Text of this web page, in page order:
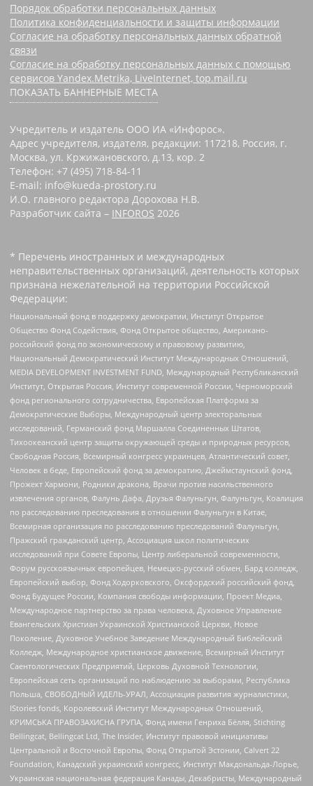
Порядок обработки персональных данных
Политика конфиденциальности и защиты информации
Согласие на обработку персональных данных обратной
связи
Согласие на обработку персональных данных с помощью
сервисов Yandex.Metrika, LiveInternet, top.mail.ru
ПОКАЗАТЬ БАННЕРНЫЕ МЕСТА
Учредитель и издатель ООО ИА «Инфорос».
Адрес учредителя, издателя, редакции: 117218, Россия, г.
Москва, ул. Кржижановского, д.13, кор. 2
Телефон: +7 (495) 718-84-11
E-mail: info@kueda-prostory.ru
И.О. главного редактора Дорохова Н.В.
Разработчик сайта – INFOROS 2026
* Перечень иностранных и международных
неправительственных организаций, деятельность которых
признана нежелательной на территории Российской
Федерации:
Национальный фонд в поддержку демократии, Институт Открытое
Общество Фонд Содействия, Фонд Открытое общество, Американо-
российский фонд по экономическому и правовому развитию,
Национальный Демократический Институт Международных Отношений,
MEDIA DEVELOPMENT INVESTMENT FUND, Международный Республиканский
Институт, Открытая Россия, Институт современной России, Черноморский
фонд регионального сотрудничества, Европейская Платформа за
Демократические Выборы, Международный центр электоральных
исследований, Германский фонд Маршалла Соединенных Штатов,
Тихоокеанский центр защиты окружающей среды и природных ресурсов,
Свободная Россия, Всемирный конгресс украинцев, Атлантический совет,
Человек в беде, Европейский фонд за демократию, Джеймстаунский фонд,
Прожект Хармони, Родники дракона, Врачи против насильственного
извлечения органов, Фалунь Дафа, Друзья Фалуньгун, Фалуньгун, Коалиция
по расследованию преследования в отношении Фалуньгун в Китае,
Всемирная организация по расследованию преследований Фалуньгун,
Пражский гражданский центр, Ассоциация школ политических
исследований при Совете Европы, Центр либеральной современности,
Форум русскоязычных европейцев, Немецко-русский обмен, Бард колледж,
Европейский выбор, Фонд Ходорковского, Оксфордский российский фонд,
Фонд Будущее России, Компания свободы информации, Проект Медиа,
Международное партнерство за права человека, Духовное Управление
Евангельских Христиан Украинской Христианской Церкви, Новое
Поколение, Духовное Учебное Заведение Международный Библейский
Колледж, Международное христианское движение, Всемирный Институт
Саентологических Предприятий, Церковь Духовной Технологии,
Европейская сеть организаций по наблюдению за выборами, Республика
Польша, СВОБОДНЫЙ ИДЕЛЬ-УРАЛ, Ассоциация развития журналистики,
IStories fonds, Королевский Институт Международных Отношений,
КРИМСЬКА ПРАВОЗАХИСНА ГРУПА, Фонд имени Генриха Бёлля, Stichting
Bellingcat, Bellingcat Ltd, The Insider, Институт правовой инициативы
Центральной и Восточной Европы, Фонд Открытой Эстонии, Calvert 22
Foundation, Канадский украинский конгресс, Институт Макдональда-Лорье,
Украинская национальная федерация Канады, Декабристы, Международный